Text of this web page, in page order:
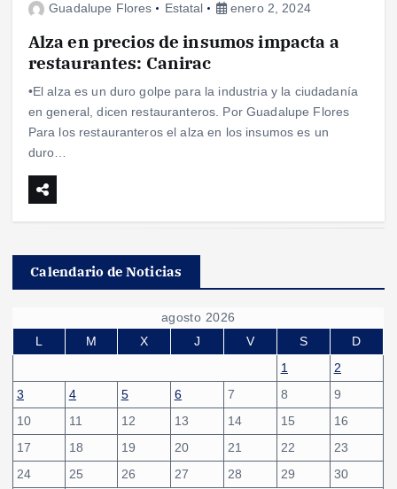
Guadalupe Flores Estatal enero 2, 2024
Alza en precios de insumos impacta a
restaurantes: Canirac
•El alza es un duro golpe para la industria y la ciudadanía
en general, dicen restauranteros. Por Guadalupe Flores
Para los restauranteros el alza en los insumos es un
duro…
Calendario de Noticias
agosto 2026
L
M X J V S
D
1
2
3
4 5 6 7 8
9
10
11 12 13 14 15
16
17
18 19 20 21 22
23
24
25 26 27 28 29
30